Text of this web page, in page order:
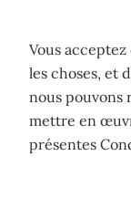
Vous
les choses, et
nous pouvons
mettre en
présentes